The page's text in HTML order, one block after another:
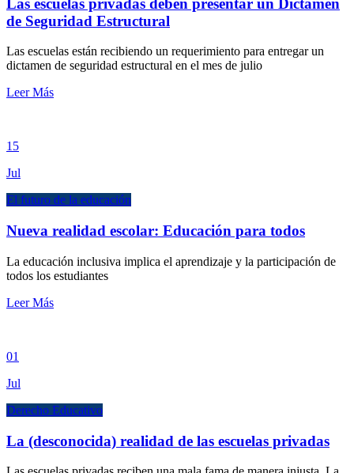
de Seguridad Estructural
Las escuelas están recibiendo un requerimiento para entregar un
dictamen de seguridad estructural en el mes de julio
Leer Más
15
Jul
El futuro de la educación
Nueva realidad escolar: Educación para todos
La educación inclusiva implica el aprendizaje y la participación de
todos los estudiantes
Leer Más
01
Jul
Derecho Educativo
La (desconocida) realidad de las escuelas privadas